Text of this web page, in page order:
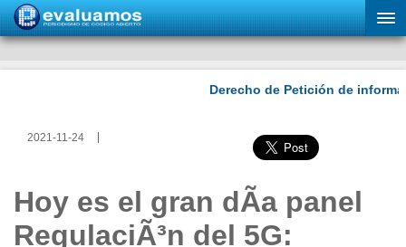
2021-11-24
Hoy es el gran dÃ­a panel
RegulaciÃ³n del 5G: